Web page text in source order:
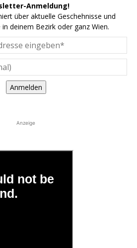
Anmeldung!
über aktuelle Geschehnisse und
deinem Bezirk oder ganz Wien.
Anmelden
Anzeige